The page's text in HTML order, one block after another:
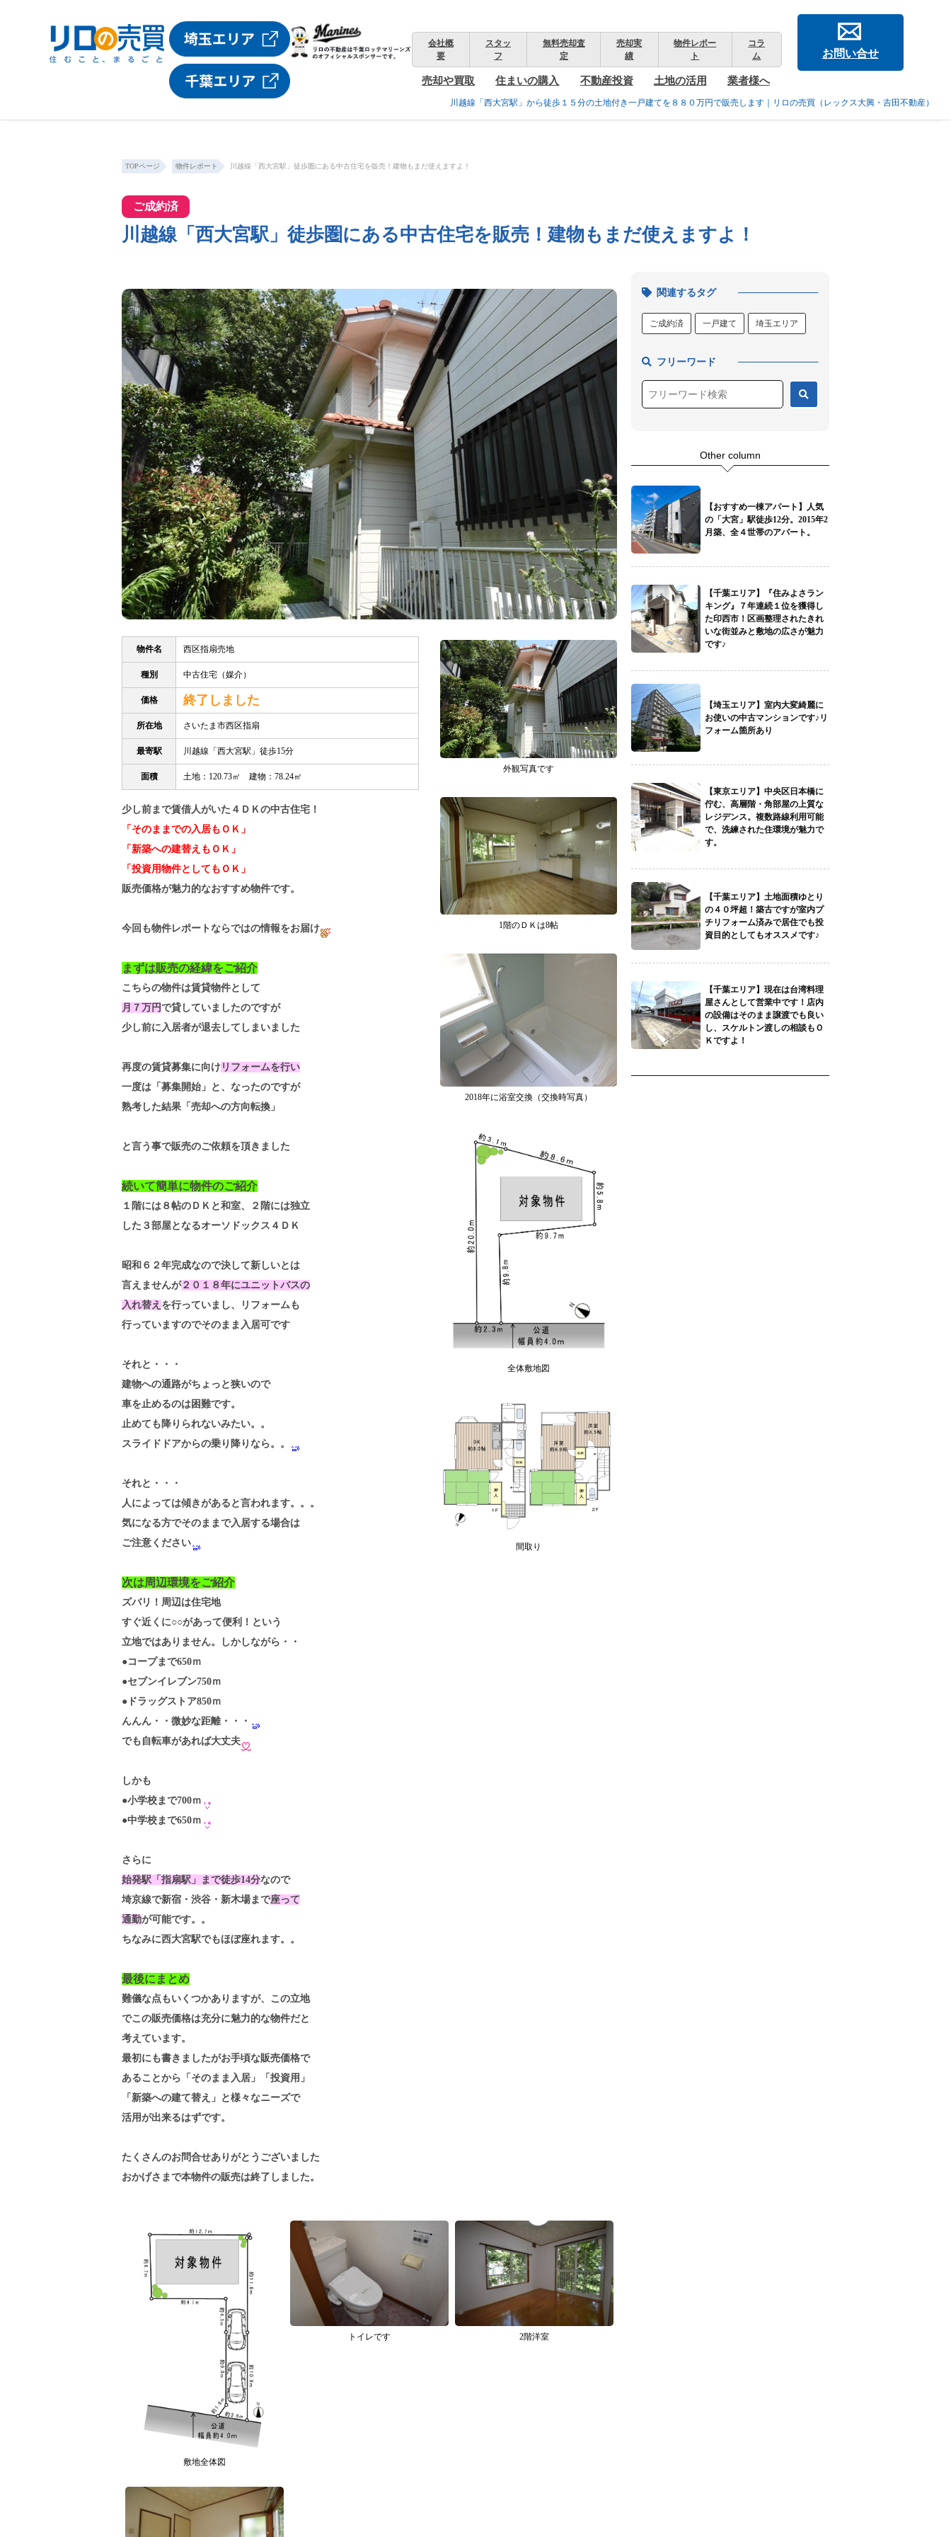
川越線「西大宮駅」から徒歩１５分の土地付き一戸建てを８８０万円で販売します｜リロの売買（レックス大興・吉田不動産）
会社概
要
スタッ
フ
無料売却査
定
売却実
績
物件レポー
ト
コラ
ム
売却や買取 住まいの購入 不動産投資 土地の活用 業者様へ
お問い合せ
TOPページ 物件レポート 川越線「西大宮駅」徒歩圏にある中古住宅を販売！建物もまだ使えますよ！
ご成約済
川越線「西大宮駅」徒歩圏にある中古住宅を販売！建物もまだ使えますよ！
物件名 西区指扇売地
種別 中古住宅（媒介）
価格 終了しました
所在地 さいたま市西区指扇
最寄駅 川越線「西大宮駅」徒歩15分
面積 土地：120.73㎡ 建物：78.24㎡
少し前まで賃借人がいた４ＤＫの中古住宅！
「そのままでの入居もＯＫ」
「新築への建替えもＯＫ」
「投資用物件としてもＯＫ」
販売価格が魅力的なおすすめ物件です。
今回も物件レポートならではの情報をお届け
まずは販売の経緯をご紹介
こちらの物件は賃貸物件として
月７万円で貸していましたのですが
少し前に入居者が退去してしまいました
再度の賃貸募集に向け リフォームを行い
一度は「募集開始」と、なったのですが
熟考した結果「売却への方向転換」
と言う事で販売のご依頼を頂きました
続いて簡単に物件のご紹介
１階には８帖のＤＫと和室、２階には独立
した３部屋となるオーソドックス４ＤＫ
昭和６２年完成なので決して新しいとは
言えませんが ２０１８年にユニットバスの
入れ替え を行っていまし、リフォームも
行っていますのでそのまま入居可です
それと・・・
建物への通路がちょっと狭いので
車を止めるのは困難です。
止めても降りられないみたい。。
スライドドアからの乗り降りなら。。
それと・・・
人によっては傾きがあると言われます。。。
気になる方でそのままで入居する場合は
ご注意ください
次は周辺環境をご紹介
ズバリ！周辺は住宅地
すぐ近くに○○があって便利！という
立地ではありません。しかしながら・・
●コープまで650ｍ
●セブンイレブン750ｍ
●ドラッグストア850ｍ
んんん・・微妙な距離・・・
でも自転車があれば大丈夫
しかも
●小学校まで700ｍ
●中学校まで650ｍ
さらに
始発駅「指扇駅」まで徒歩14分なので
埼京線で新宿・渋谷・新木場まで座って
通勤が可能です。。
ちなみに西大宮駅でもほぼ座れます。。
最後にまとめ
難儀な点もいくつかありますが、この立地
でこの販売価格は充分に魅力的な物件だと
考えています。
最初にも書きましたがお手頃な販売価格で
あることから「そのまま入居」「投資用」
「新築への建て替え」と様々なニーズで
活用が出来るはずです。
たくさんのお問合せありがとうございました
おかげさまで本物件の販売は終了しました。
外観写真です
1階のＤＫは8帖
2018年に浴室交換（交換時写真）
全体敷地図
間取り
敷地全体図
トイレです 2階洋室
関連するタグ
ご成約済 一戸建て 埼玉エリア
フリーワード
Other column
【おすすめ一棟アパート】人気
の「大宮」駅徒歩12分。2015年2
月築、全４世帯のアパート。
【千葉エリア】『住みよさラン
キング』７年連続１位を獲得し
た印西市！区画整理されたきれ
いな街並みと敷地の広さが魅力
です♪
【埼玉エリア】室内大変綺麗に
お使いの中古マンションです♪リ
フォーム箇所あり
【東京エリア】中央区日本橋に
佇む、高層階・角部屋の上質な
レジデンス。複数路線利用可能
で、洗練された住環境が魅力で
す。
【千葉エリア】土地面積ゆとり
の４０坪超！築古ですが室内プ
チリフォーム済みで居住でも投
資目的としてもオススメです♪
【千葉エリア】現在は台湾料理
屋さんとして営業中です！店内
の設備はそのまま譲渡でも良い
し、スケルトン渡しの相談もＯ
Ｋですよ！